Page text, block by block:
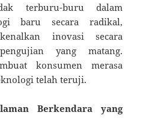
terburu-buru dalam
baru secara radikal,
inovasi secara
yang matang.
konsumen merasa
telah teruji.
Berkendara yang